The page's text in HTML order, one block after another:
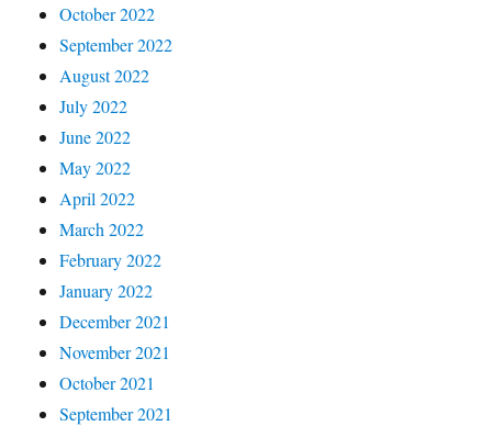
October 2022
September 2022
August 2022
July 2022
June 2022
May 2022
April 2022
March 2022
February 2022
January 2022
December 2021
November 2021
October 2021
September 2021